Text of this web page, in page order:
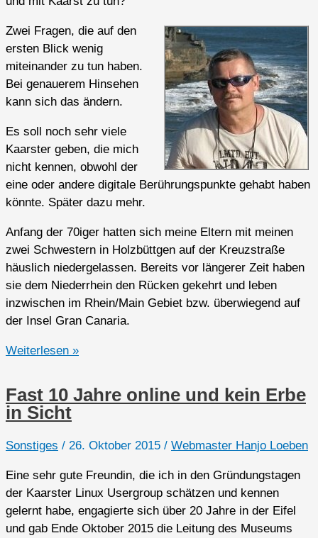
Zwei Fragen, die auf den
ersten Blick wenig
miteinander zu tun haben.
Bei genauerem Hinsehen
kann sich das ändern.
Es soll noch sehr viele
Kaarster geben, die mich
nicht kennen, obwohl der
eine oder andere digitale Berührungspunkte gehabt haben
könnte. Später dazu mehr.
Anfang der 70iger hatten sich meine Eltern mit meinen
zwei Schwestern in Holzbüttgen auf der Kreuzstraße
häuslich niedergelassen. Bereits vor längerer Zeit haben
sie dem Niederrhein den Rücken gekehrt und leben
inzwischen im Rhein/Main Gebiet bzw. überwiegend auf
der Insel Gran Canaria.
Hanjo
ist
der
mit
Computer-
Tick
Weiterlesen »
Fast 10 Jahre online und kein Erbe
in Sicht
Sonstiges / 26. Oktober 2015 / Webmaster Hanjo Loeben
Eine sehr gute Freundin, die ich in den Gründungstagen
der Kaarster Linux Usergroup schätzen und kennen
gelernt habe, engagierte sich über 20 Jahre in der Eifel
und gab Ende Oktober 2015 die Leitung des Museums